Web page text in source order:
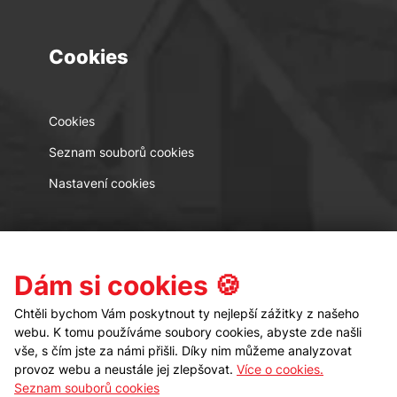
Cookies
Cookies
Seznam souborů cookies
Nastavení cookies
Kontakt Sledujte nás
Dám si cookies 🍪
Chtěli bychom Vám poskytnout ty nejlepší zážitky z našeho
webu. K tomu používáme soubory cookies, abyste zde našli
vše, s čím jste za námi přišli. Díky nim můžeme analyzovat
provoz webu a neustále jej zlepšovat. Více o cookies.
Seznam souborů cookies